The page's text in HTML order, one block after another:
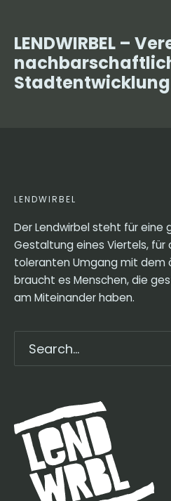
LENDWIRBEL –
Stadtentwicklung
LENDWIRBEL
Der Lendwirbel steht für eine
Gestaltung eines Viertels, für
toleranten Umgang mit dem
braucht es Menschen, die
am Miteinander haben.